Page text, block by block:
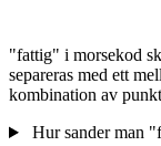
"fattig" i morsekod
separeras med ett
kombination av
Hur sander man